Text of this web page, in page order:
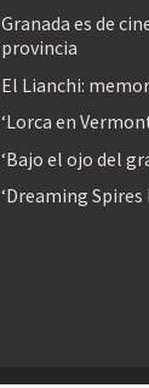
Granada es de
provincia
El Lianchi:
‘Lorca en
‘Bajo el ojo del
‘Dreaming